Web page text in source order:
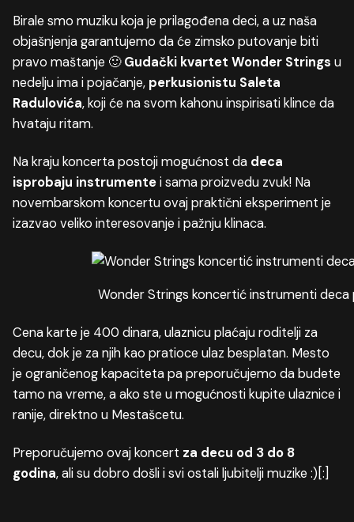
Birale smo muziku koja je prilagođena deci, a uz naša
objašnjenja garantujemo da će zimsko putovanje biti
pravo maštanje 🙂Gudački kvartet Wonder Strings u
nedelju ima i pojačanje, perkusionistu Saleta
Radulovića, koji će na svom kahonu inspirisati klince da
hvataju ritam.
Na kraju koncerta postoji mogućnost da deca
isprobaju instrumentei sama proizvedu zvuk! Na
novembarskom koncertu ovaj praktični eksperiment je
izazvao veliko interesovanje i pažnju klinaca.
Wonder Strings koncertić instrumenti deca
Cena karte je 400 dinara, ulaznicu plaćaju roditelji za
decu, dok je za njih kao pratioce ulaz besplatan. Mesto
je ograničenog kapaciteta pa preporučujemo da budete
tamo na vreme, a ako ste u mogućnosti kupite ulaznice i
ranije, direktno u Mestašcetu.
Preporučujemo ovaj koncert za decu od 3 do 8
godina, ali su dobro došli i svi ostali ljubitelji muzike :)[:]